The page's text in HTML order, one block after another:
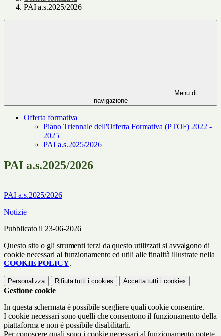
PAI a.s.2025/2026
Menu di
navigazione
Offerta formativa
Piano Triennale dell'Offerta Formativa (PTOF) 2022 -
2025
PAI a.s.2025/2026
PAI a.s.2025/2026
PAI a.s.2025/2026
Notizie
Pubblicato il 23-06-2026
Questo sito o gli strumenti terzi da questo utilizzati si avvalgono di
cookie necessari al funzionamento ed utili alle finalità illustrate nella
COOKIE POLICY.
Personalizza Rifiuta tutti i cookies Accetta tutti i cookies
Gestione cookie
In questa schermata è possibile scegliere quali cookie consentire.
I cookie necessari sono quelli che consentono il funzionamento della
piattaforma e non è possibile disabilitarli.
Per conoscere quali sono i cookie necessari al funzionamento potete